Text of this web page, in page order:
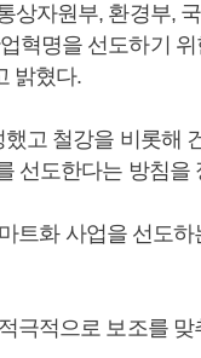
상자원부, 환경부,
혁명을 선도하기
밝혔다.
고 철강을 비롯해
선도한다는 방침을
트화 사업을 선도하
극적으로 보조를 맞